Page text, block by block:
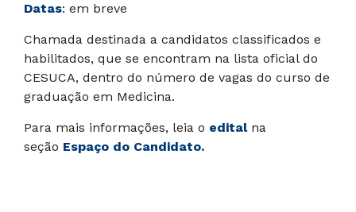
Datas: em breve
Chamada destinada a candidatos classificados e
habilitados, que se encontram na lista oficial do
CESUCA, dentro do número de vagas do curso de
graduação em Medicina.
Para mais informações, leia o editalna
seção Espaço do Candidato.